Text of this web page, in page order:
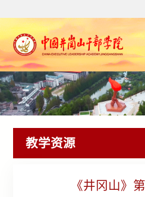
教学资源
《井冈山》